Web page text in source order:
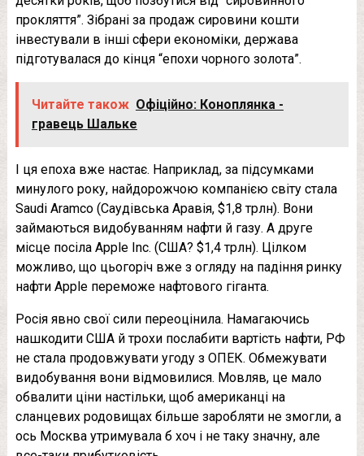
прокляття”. Зібрані за продаж сировини кошти
інвестували в інші сфери економіки, держава
підготувалася до кінця “епохи чорного золота”.
Читайте також Офіційно: Коноплянка -
гравець Шальке
І ця епоха вже настає. Наприклад, за підсумками
минулого року, найдорожчою компанією світу стала
Saudi Aramco (Саудівська Аравія, $1,8 трлн). Вони
займаються видобуванням нафти й газу. А друге
місце посіла Apple Inc. (США? $1,4 трлн). Цілком
можливо, що цьогоріч вже з огляду на падіння ринку
нафти Apple переможе нафтового гіганта.
Росія явно свої сили переоцінила. Намагаючись
нашкодити США й трохи послабити вартість нафти, РФ
не стала продовжувати угоду з ОПЕК. Обмежувати
видобування вони відмовилися. Мовляв, це мало
обвалити ціни настільки, щоб американці на
сланцевих родовищах більше заробляти не змогли, а
ось Москва утримувала б хоч і не таку значну, але